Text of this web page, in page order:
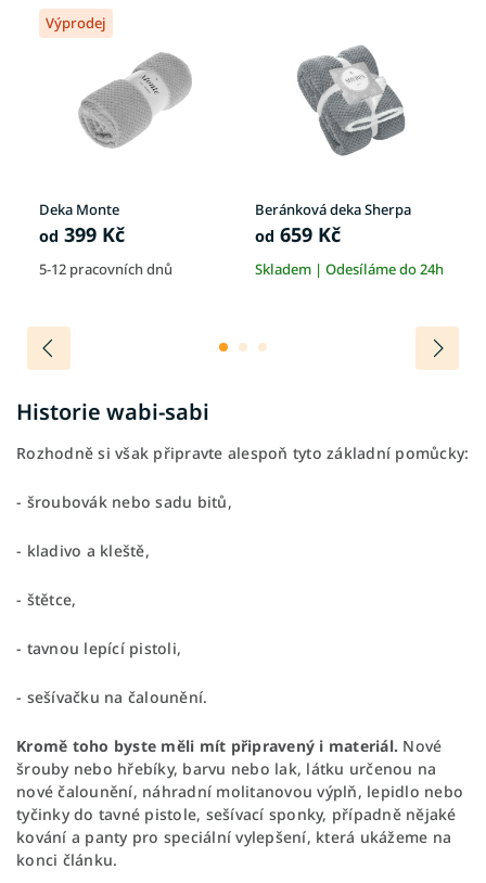
Výprodej
Deka Monte
od 399 Kč
5-12 pracovních dnů
Beránková deka Sherpa
od 659 Kč
Skladem | Odesíláme do 24h
Historie wabi-sabi
Rozhodně si však připravte alespoň tyto základní pomůcky:
- šroubovák nebo sadu bitů,
- kladivo a kleště,
- štětce,
- tavnou lepící pistoli,
- sešívačku na čalounění.
Kromě toho byste měli mít připravený i materiál. Nové
šrouby nebo hřebíky, barvu nebo lak, látku určenou na
nové čalounění, náhradní molitanovou výplň, lepidlo nebo
tyčinky do tavné pistole, sešívací sponky, případně nějaké
kování a panty pro speciální vylepšení, která ukážeme na
konci článku.